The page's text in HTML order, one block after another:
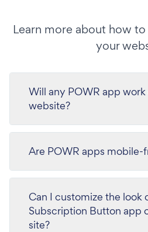
Learn more about how
your
Will any POWR app
website?
Are POWR apps mobile-
Can I customize the look
Subscription Button app
site?